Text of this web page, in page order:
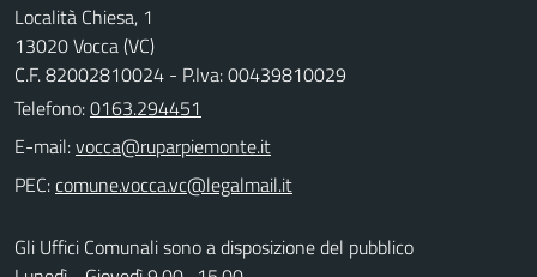
Località Chiesa, 1
13020 Vocca (VC)
C.F. 82002810024 - P.Iva: 00439810029
Telefono:0163.294451
E-mail:
PEC:
Gli Uffici Comunali sono a disposizione del pubblico